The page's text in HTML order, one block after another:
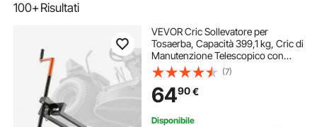
100+Risultati
VEVOR Cric Sollevatore per
Tosaerba, Capacità 399,1 kg, Cric di
Manutenzione Telescopico con
Manovella e Maniglia per
Elettroutensili, Sollevatore
Pieghevole per Trattorini da
Giardino e Tosaerba Nero
(7)
6490€
Disponibile